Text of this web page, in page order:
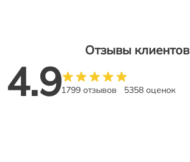
Отзывы клиентов
4.91799 отзывов 5358 оценок